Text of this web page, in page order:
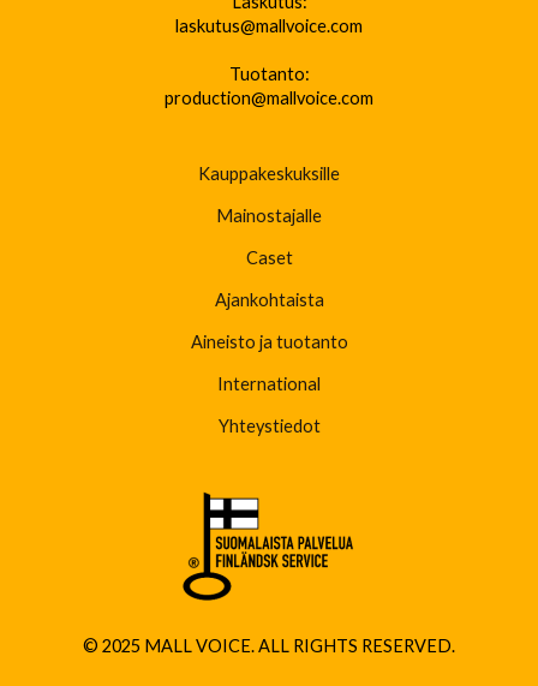
laskutus@mallvoice.com
Tuotanto:
production@mallvoice.com
Kauppakeskuksille
Mainostajalle
Caset
Ajankohtaista
Aineisto ja tuotanto
International
Yhteystiedot
© 2025 MALL VOICE. ALL RIGHTS RESERVED.